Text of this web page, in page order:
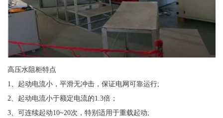
高压水阻柜特点
1、起动电流小，平滑无冲击，保证电网可靠运行;
2、起动电流小于额定电流的1.3倍；
3、可连续起动10~20次，特别适用于重载起动;